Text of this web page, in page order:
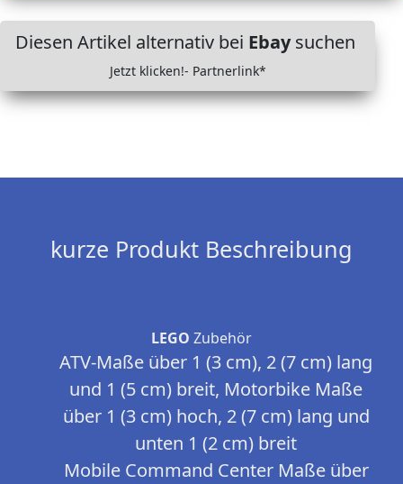
Diesen Artikel alternativ bei Ebaysuchen
Jetzt klicken!- Partnerlink*
kurze Produkt Beschreibung
LEGO Zubehör
ATV-Maße über 1 (3 cm), 2 (7 cm) lang
und 1 (5 cm) breit, Motorbike Maße
über 1 (3 cm) hoch, 2 (7 cm) lang und
unten 1 (2 cm) breit
Mobile Command Center Maße über